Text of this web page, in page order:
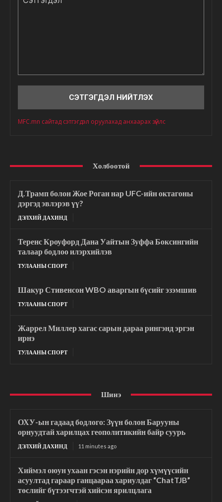
MFC.mn сайтад сэтгэгдэл оруулахад анхаарах зүйлс
Холбоотой
Д.Трамп болон Жое Роган нар UFC-ийн октагоны
дэргэд эвлэрэв үү?
ДЭЛХИЙ ДАХИНД
Теренс Кроуфорд Дана Уайтын Зуффа Боксингийн
талаар бодлоо илэрхийлэв
ТУЛААНЫ СПОРТ
Шакур Стивенсон WBO аваргын бүсийг эзэмшив
ТУЛААНЫ СПОРТ
Жаррел Миллер хагас сарын дараа рингэнд эргэн
ирнэ
ТУЛААНЫ СПОРТ
Шинэ
ОХУ-ын гадаад бодлого: Зүүн болон Барууны
орнуудтай харилцах геополитикийн байр суурь
ДЭЛХИЙ ДАХИНД 11 minutes ago
Хиймэл оюун ухаан гэсэн нэрийн дор хүмүүсийн
асуултад гараар ганцаараа хариулдаг “ChatTJB”
төслийг бүтээгчтэй хийсэн ярилцлага